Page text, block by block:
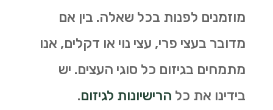
מוזמנים לפנות בכל שאלה. בין אם
מדובר בעצי פרי, עצי נוי או דקלים, אנו
מתמחים בגיזום כל סוגי העצים. יש
בידינו את כל הרישיונות לגיזום.